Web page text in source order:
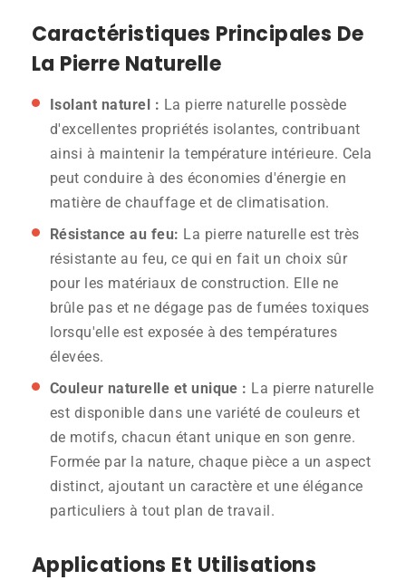
Caractéristiques Principales De
La Pierre Naturelle
Isolant naturel : La pierre naturelle possède
d'excellentes propriétés isolantes, contribuant
ainsi à maintenir la température intérieure. Cela
peut conduire à des économies d'énergie en
matière de chauffage et de climatisation.
Résistance au feu: La pierre naturelle est très
résistante au feu, ce qui en fait un choix sûr
pour les matériaux de construction. Elle ne
brûle pas et ne dégage pas de fumées toxiques
lorsqu'elle est exposée à des températures
élevées.
Couleur naturelle et unique : La pierre naturelle
est disponible dans une variété de couleurs et
de motifs, chacun étant unique en son genre.
Formée par la nature, chaque pièce a un aspect
distinct, ajoutant un caractère et une élégance
particuliers à tout plan de travail.
Applications Et Utilisations